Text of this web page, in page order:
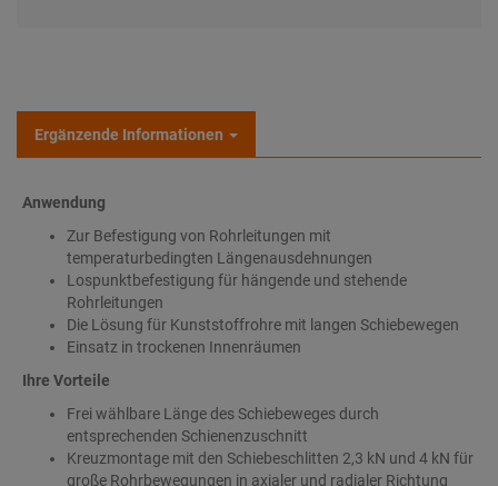
Ergänzende Informationen
Anwendung
Zur Befestigung von Rohrleitungen mit
temperaturbedingten Längenausdehnungen
Lospunktbefestigung für hängende und stehende
Rohrleitungen
Die Lösung für Kunststoffrohre mit langen Schiebewegen
Einsatz in trockenen Innenräumen
Ihre Vorteile
Frei wählbare Länge des Schiebeweges durch
entsprechenden Schienenzuschnitt
Kreuzmontage mit den Schiebeschlitten 2,3 kN und 4 kN für
große Rohrbewegungen in axialer und radialer Richtung